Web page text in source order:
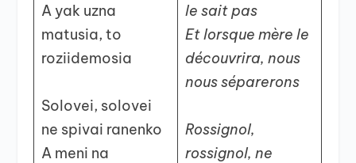
A yak uzna
matusia, to
roziidemosia
Solovei, solovei
ne spivai ranenko
A meni na
le sait pas
Et lorsque mère le
découvrira, nous
nous séparerons
Rossignol,
rossignol, ne